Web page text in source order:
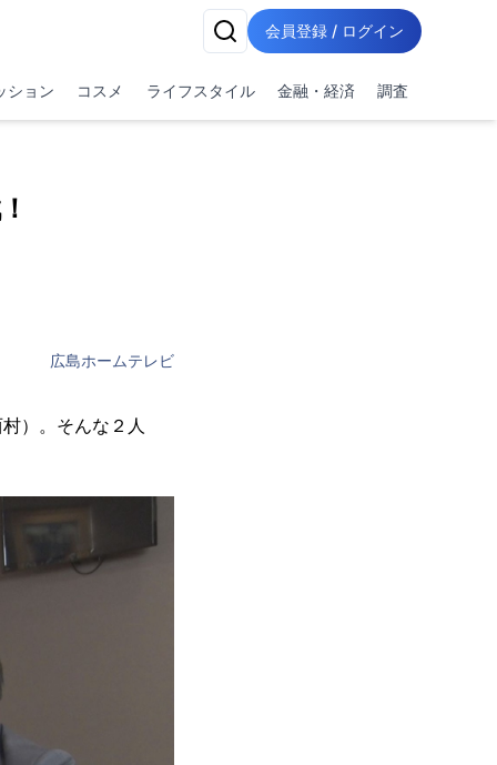
会員登録 / ログイン
ション コスメ ライフスタイル 金融・経済 調査
広島ホームテレビ
）。そんな２人